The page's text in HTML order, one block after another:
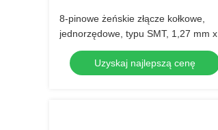
8-pinowe żeńskie złącze kołkowe,
jednorzędowe, typu SMT, 1,27 mm x
3,4 mm
Uzyskaj najlepszą cenę